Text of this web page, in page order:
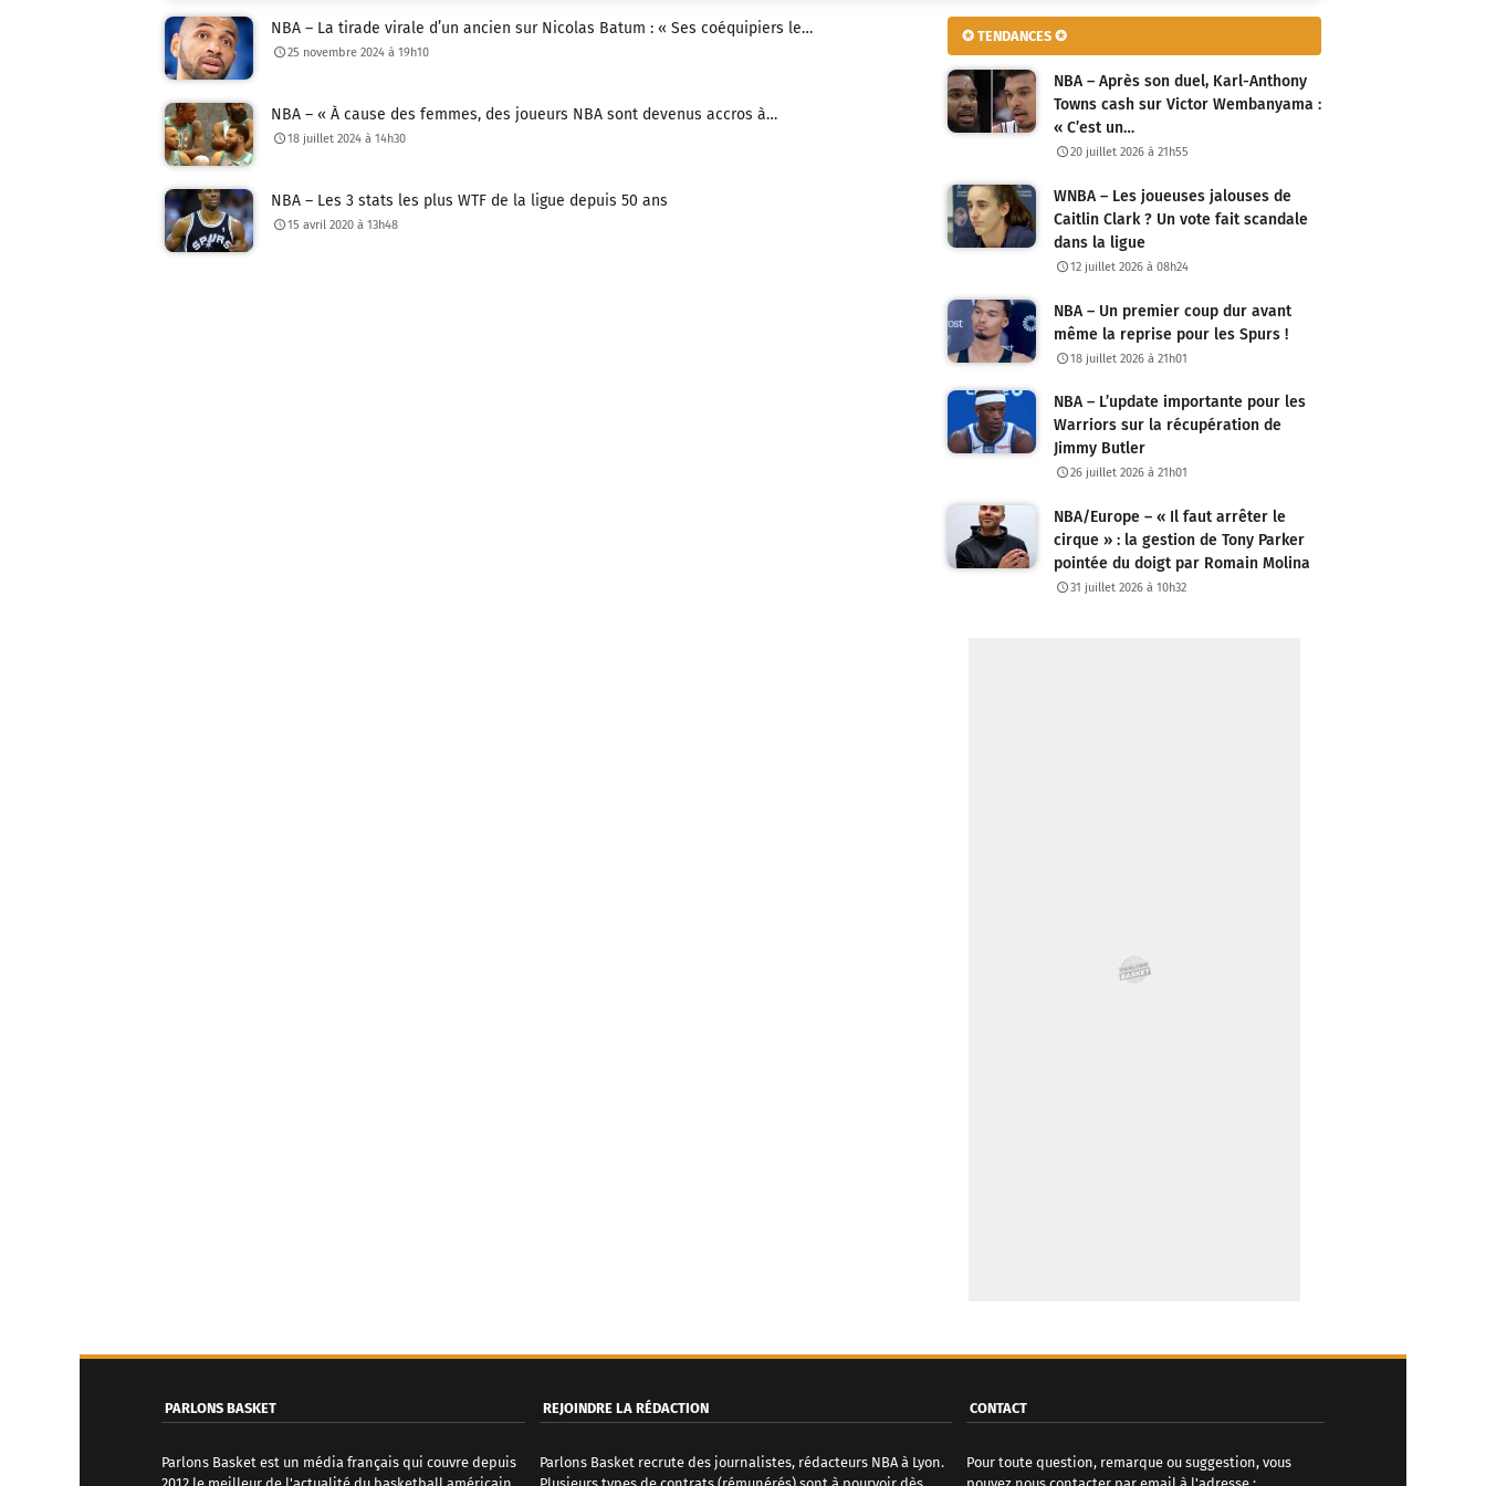
NBA – La tirade virale d’un ancien sur Nicolas Batum : « Ses coéquipiers le…
25 novembre 2024 à 19h10
NBA – « À cause des femmes, des joueurs NBA sont devenus accros à…
18 juillet 2024 à 14h30
NBA – Les 3 stats les plus WTF de la ligue depuis 50 ans
15 avril 2020 à 13h48
✪ TENDANCES ✪
NBA – Après son duel, Karl-Anthony
Towns cash sur Victor Wembanyama :
« C’est un…
20 juillet 2026 à 21h55
WNBA – Les joueuses jalouses de
Caitlin Clark ? Un vote fait scandale
dans la ligue
12 juillet 2026 à 08h24
NBA – Un premier coup dur avant
même la reprise pour les Spurs !
18 juillet 2026 à 21h01
NBA – L’update importante pour les
Warriors sur la récupération de
Jimmy Butler
26 juillet 2026 à 21h01
NBA/Europe – « Il faut arrêter le
cirque » : la gestion de Tony Parker
pointée du doigt par Romain Molina
31 juillet 2026 à 10h32
PARLONS BASKET
Parlons Basket est un média français qui couvre depuis
REJOINDRE LA RÉDACTION
Parlons Basket recrute des journalistes, rédacteurs NBA à Lyon.
CONTACT
Pour toute question, remarque ou suggestion, vous